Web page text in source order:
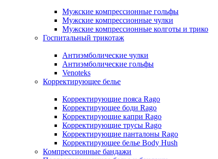
Мужские компрессионные гольфы
Мужские компрессионные чулки
Мужские компрессионные колготы и трико
Госпитальный трикотаж
Антиэмболические чулки
Антиэмболические гольфы
Venoteks
Корректирующее белье
Корректирующие пояса Rago
Корректирующее боди Rago
Корректирующие капри Rago
Корректирующие трусы Rago
Корректирующие панталоны Rago
Корректирующее белье Body Hush
Компрессионные бандажи